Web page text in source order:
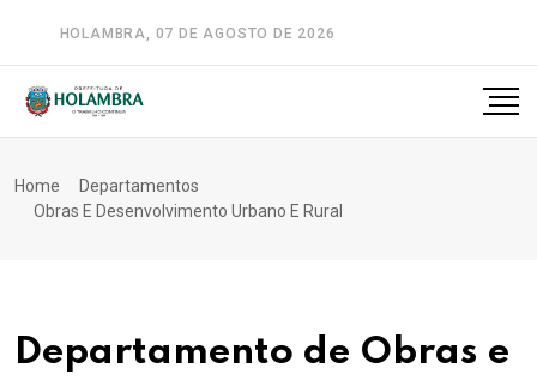
HOLAMBRA, 07 DE AGOSTO DE 2026
Home
Departamentos
Obras E Desenvolvimento Urbano E Rural
Departamento de Obras e